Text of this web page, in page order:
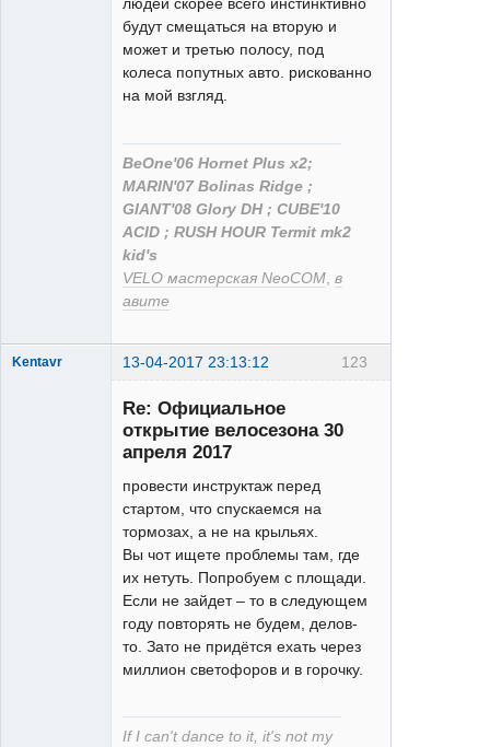
людей скорее всего инстинктивно
будут смещаться на вторую и
может и третью полосу, под
колеса попутных авто. рискованно
на мой взгляд.
BeOne'06 Hornet Plus x2;
MARIN'07 Bolinas Ridge ;
GIANT'08 Glory DH ; CUBE'10
ACID ; RUSH HOUR Termit mk2
kid's
VELO мастерская NeoCOM в
авите
123
Kentavr 13-04-2017 23:13:12
Re: Официальное
открытие велосезона 30
апреля 2017
провести инструктаж перед
стартом, что спускаемся на
тормозах, а не на крыльях.
Вы чот ищете проблемы там, где
их нетуть. Попробуем с площади.
Если не зайдет – то в следующем
году повторять не будем, делов-
то. Зато не придётся ехать через
миллион светофоров и в горочку.
If I can't dance to it, it's not my